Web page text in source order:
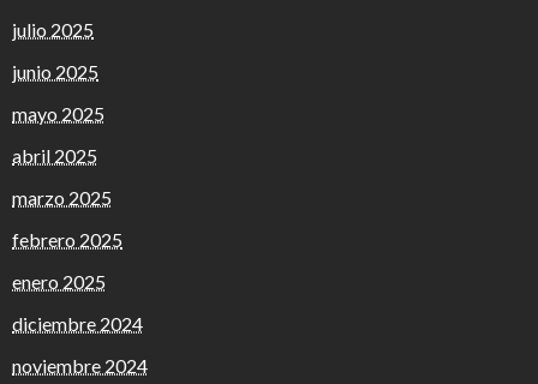
julio 2025
junio 2025
mayo 2025
abril 2025
marzo 2025
febrero 2025
enero 2025
diciembre 2024
noviembre 2024